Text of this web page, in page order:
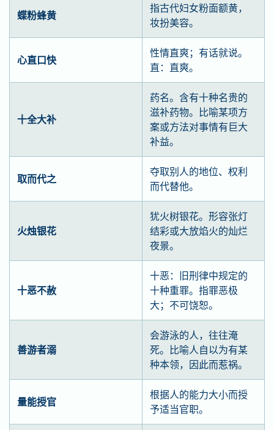
蝶粉蜂黄
指古代妇女粉面额黄，
妆扮美容。
心直口快
性情直爽；有话就说。
直：直爽。
十全大补
药名。含有十种名贵的
滋补药物。比喻某项方
案或方法对事情有巨大
补益。
取而代之
夺取别人的地位、权利
而代替他。
火烛银花
犹火树银花。形容张灯
结彩或大放焰火的灿烂
夜景。
十恶不赦
十恶：旧刑律中规定的
十种重罪。指罪恶极
大；不可饶恕。
善游者溺
会游泳的人，往往淹
死。比喻人自以为有某
种本领，因此而惹祸。
量能授官
根据人的能力大小而授
予适当官职。